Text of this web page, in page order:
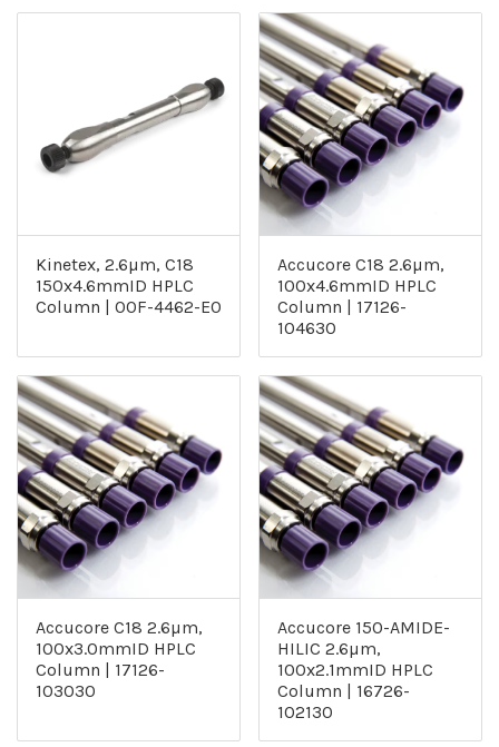
Kinetex, 2.6µm, C18
150x4.6mmID HPLC
Column | 00F-4462-E0
Accucore C18 2.6µm,
100x4.6mmID HPLC
Column | 17126-
104630
Accucore C18 2.6µm,
100x3.0mmID HPLC
Column | 17126-
103030
Accucore 150-AMIDE-
HILIC 2.6µm,
100x2.1mmID HPLC
Column | 16726-
102130